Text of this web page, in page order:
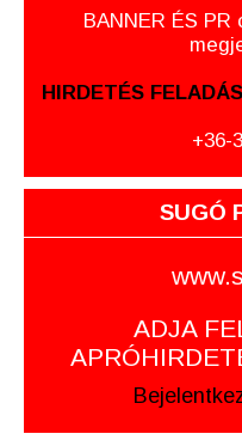
BANNER ÉS
HIRDETÉS
+36-
SUGÓ
ADJA